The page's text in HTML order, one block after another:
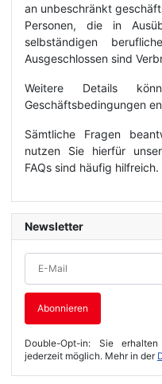
an unbeschränkt
Personen, die in
selbständigen
Ausgeschlossen sind
Weitere Details
Geschäftsbedingungen
Sämtliche Fragen
nutzen Sie hierfür
FAQs sind häufig hilfreich.
Newsletter
Double-Opt-in: Sie
jederzeit möglich. Mehr in der